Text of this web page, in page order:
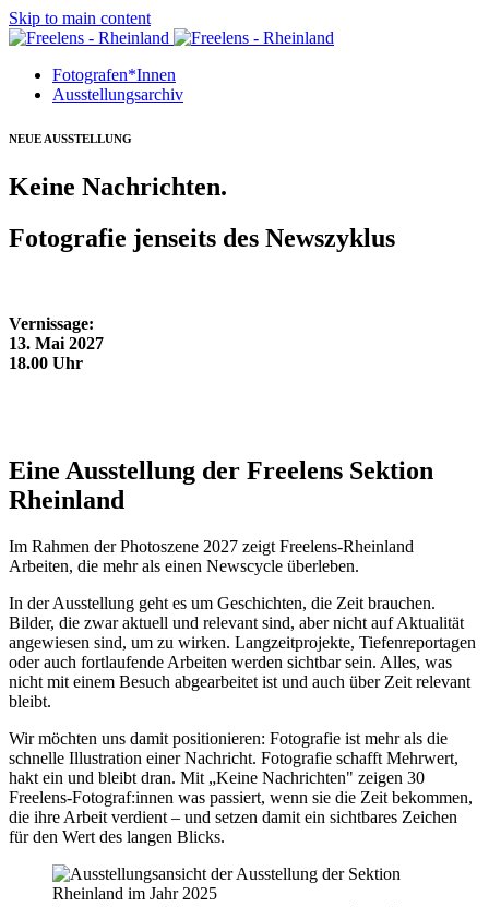
Skip to main content
Fotografen*Innen
Ausstellungsarchiv
NEUE AUSSTELLUNG
Keine Nachrichten.
Fotografie jenseits des Newszyklus
Vernissage:
13. Mai 2027
18.00 Uhr
Eine Ausstellung der Freelens Sektion
Rheinland
Im Rahmen der Photoszene 2027 zeigt Freelens-Rheinland
Arbeiten, die mehr als einen Newscycle überleben.
In der Ausstellung geht es um Geschichten, die Zeit brauchen.
Bilder, die zwar aktuell und relevant sind, aber nicht auf Aktualität
angewiesen sind, um zu wirken. Langzeitprojekte, Tiefenreportagen
oder auch fortlaufende Arbeiten werden sichtbar sein. Alles, was
nicht mit einem Besuch abgearbeitet ist und auch über Zeit relevant
bleibt.
Wir möchten uns damit positionieren: Fotografie ist mehr als die
schnelle Illustration einer Nachricht. Fotografie schafft Mehrwert,
hakt ein und bleibt dran. Mit „Keine Nachrichten" zeigen 30
Freelens-Fotograf:innen was passiert, wenn sie die Zeit bekommen,
die ihre Arbeit verdient – und setzen damit ein sichtbares Zeichen
für den Wert des langen Blicks.